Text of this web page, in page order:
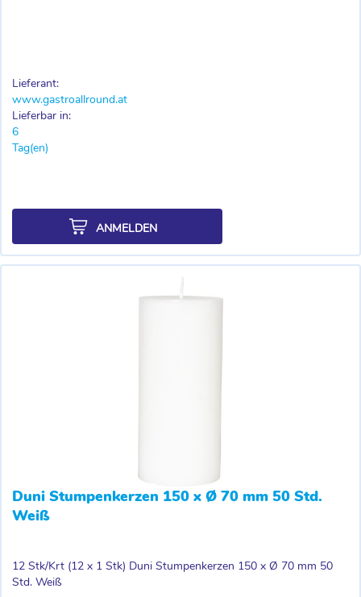
Lieferant:
www.gastroallround.at
Lieferbar in:
6
Tag(en)
ANMELDEN
Duni Stumpenkerzen 150 x Ø 70 mm 50 Std.
Weiß
12 Stk/Krt (12 x 1 Stk) Duni Stumpenkerzen 150 x Ø 70 mm 50
Std. Weiß